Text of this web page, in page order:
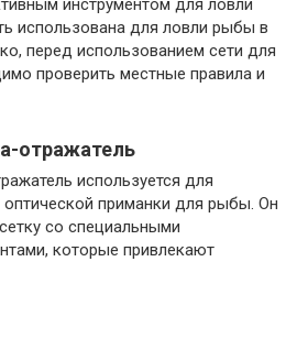
инструментом для ловли
использована для ловли рыбы в
перед использованием сети для
проверить местные правила и
отражатель
используется для
приманки для рыбы. Он
со специальными
которые привлекают